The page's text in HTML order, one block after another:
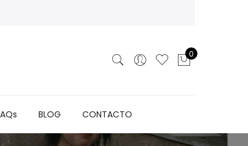
0
BLOG CONTACTO